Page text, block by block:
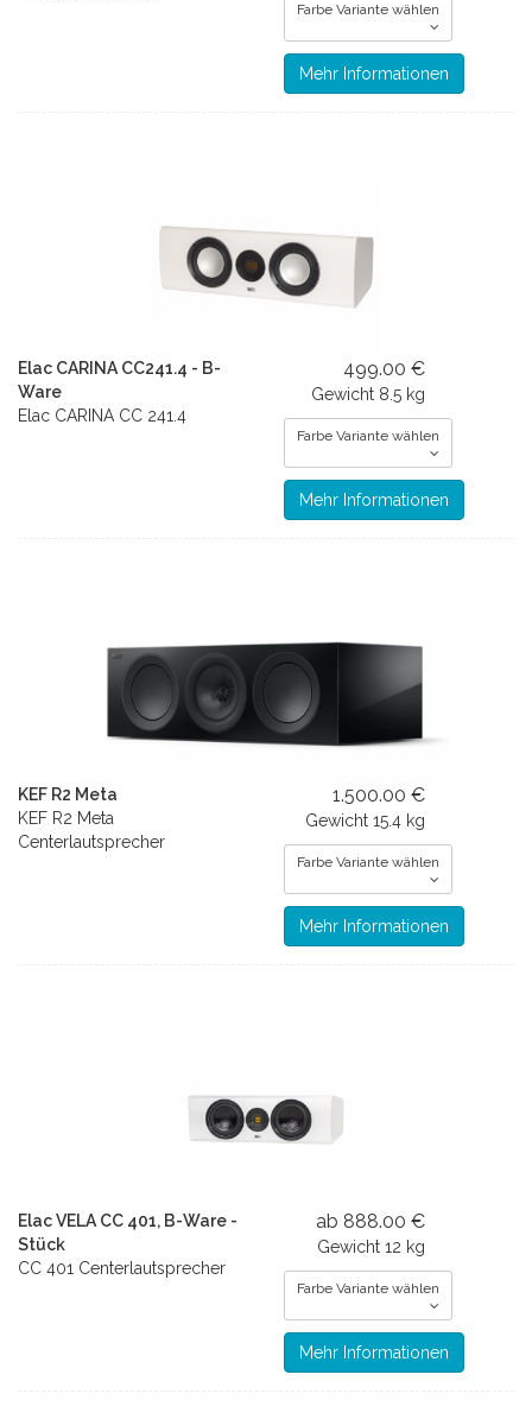
Farbe Variante wählen
Mehr Informationen
Elac CARINA CC241.4 - B-
Ware
Elac CARINA CC 241.4
499.00 €
Gewicht 8.5 kg
Farbe Variante wählen
Mehr Informationen
KEF R2 Meta
KEF R2 Meta
Centerlautsprecher
1.500.00 €
Gewicht 15.4 kg
Farbe Variante wählen
Mehr Informationen
Elac VELA CC 401, B-Ware -
Stück
CC 401 Centerlautsprecher
ab 888.00 €
Gewicht 12 kg
Farbe Variante wählen
Mehr Informationen